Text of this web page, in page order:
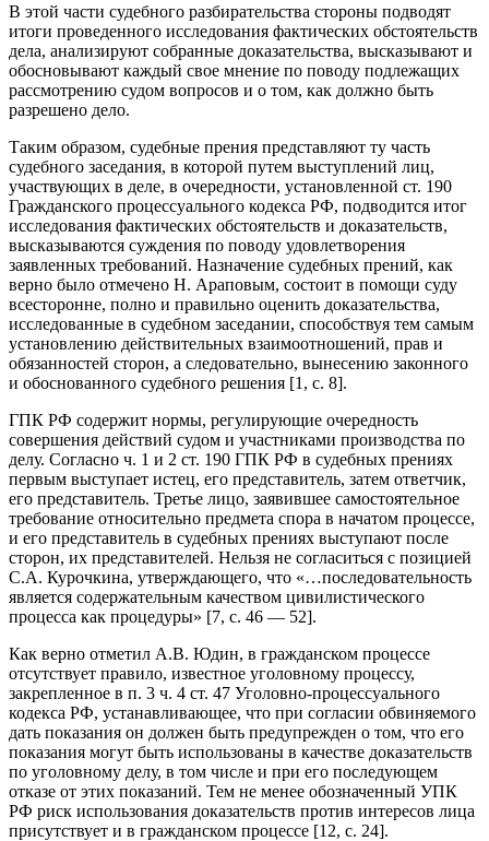
В этой части судебного разбирательства стороны подводят
итоги проведенного исследования фактических обстоятельств
дела, анализируют собранные доказательства, высказывают и
обосновывают каждый свое мнение по поводу подлежащих
рассмотрению судом вопросов и о том, как должно быть
разрешено дело.
Таким образом, судебные прения представляют ту часть
судебного заседания, в которой путем выступлений лиц,
участвующих в деле, в очередности, установленной ст. 190
Гражданского процессуального кодекса РФ, подводится итог
исследования фактических обстоятельств и доказательств,
высказываются суждения по поводу удовлетворения
заявленных требований. Назначение судебных прений, как
верно было отмечено Н. Араповым, состоит в помощи суду
всесторонне, полно и правильно оценить доказательства,
исследованные в судебном заседании, способствуя тем самым
установлению действительных взаимоотношений, прав и
обязанностей сторон, а следовательно, вынесению законного
и обоснованного судебного решения [1, с. 8].
ГПК РФ содержит нормы, регулирующие очередность
совершения действий судом и участниками производства по
делу. Согласно ч. 1 и 2 ст. 190 ГПК РФ в судебных прениях
первым выступает истец, его представитель, затем ответчик,
его представитель. Третье лицо, заявившее самостоятельное
требование относительно предмета спора в начатом процессе,
и его представитель в судебных прениях выступают после
сторон, их представителей. Нельзя не согласиться с позицией
С.А. Курочкина, утверждающего, что «…последовательность
является содержательным качеством цивилистического
процесса как процедуры» [7, с. 46 — 52].
Как верно отметил А.В. Юдин, в гражданском процессе
отсутствует правило, известное уголовному процессу,
закрепленное в п. 3 ч. 4 ст. 47 Уголовно-процессуального
кодекса РФ, устанавливающее, что при согласии обвиняемого
дать показания он должен быть предупрежден о том, что его
показания могут быть использованы в качестве доказательств
по уголовному делу, в том числе и при его последующем
отказе от этих показаний. Тем не менее обозначенный УПК
РФ риск использования доказательств против интересов лица
присутствует и в гражданском процессе [12, с. 24].